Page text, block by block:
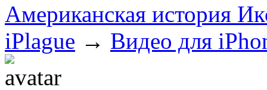
Американская история
iPlague → Видео для